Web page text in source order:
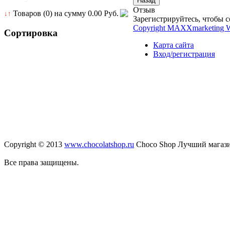
↓↑ Товаров (0) на сумму 0.00 Руб.
Сортировка
Отзыв
Зарегистрируйтесь, чтобы
Copyright MAXXmarketing
Карта сайта
Вход/регистрация
Copyright © 2013 www.chocolatshop.ru Choco Shop Лучший
Все права защищены.